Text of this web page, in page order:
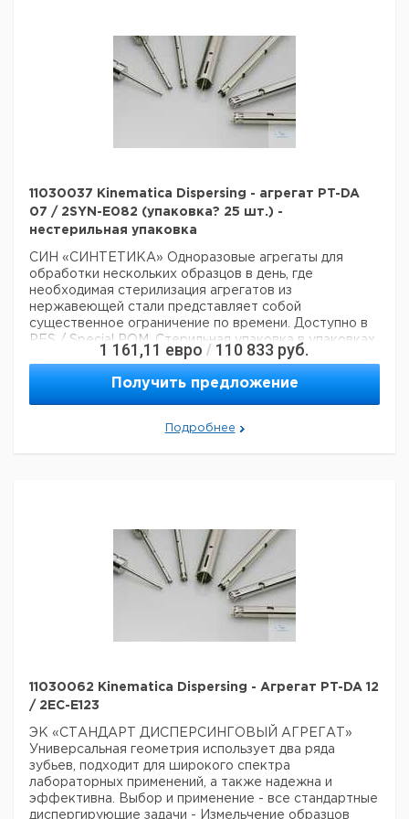
Объем упаковки:
0,00363 м
11030037 Kinematica Dispersing - агрегат PT-DA
07 / 2SYN-E082 (упаковка? 25 шт.) -
нестерильная упаковка
СИН «СИНТЕТИКА» Одноразовые агрегаты для
обработки нескольких образцов в день, где
необходимая стерилизация агрегатов из
нержавеющей стали представляет собой
существенное ограничение по времени. Доступно в
PES / Special POM. Стерильная упаковка в упаковках
по 25 штук (7 мм) и по 10 штук в упаковке (12 мм)
каждая.Выбор и применение- Предотвращение
загрязнения Х- Все стандартные применения
диспергирования аналогичны агрегату ЕС
Технические данные:
Заявление о двойном использовании:нет
Ширина упаковки:
0,3 м
Высота упаковки:
0,11 м
Глубина упаковки:
0,11 м
0,00363 м
1 161,11 евро / 110 833 руб.
Получить предложение
Подробнее
11030062 Kinematica Dispersing - Агрегат PT-DA 12
/ 2EC-E123
ЭК «СТАНДАРТ ДИСПЕРСИНГОВЫЙ АГРЕГАТ»
Универсальная геометрия использует два ряда
зубьев, подходит для широкого спектра
лабораторных применений, а также надежна и
эффективна.
Выбор и применение - все стандартные
диспергирующие задачи - Измельчение образцов